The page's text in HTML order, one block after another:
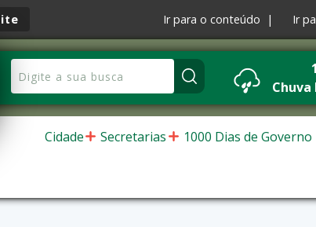
Ir para o conteúdo | Ir
Cidade Secretarias 1000 Dias de Governo